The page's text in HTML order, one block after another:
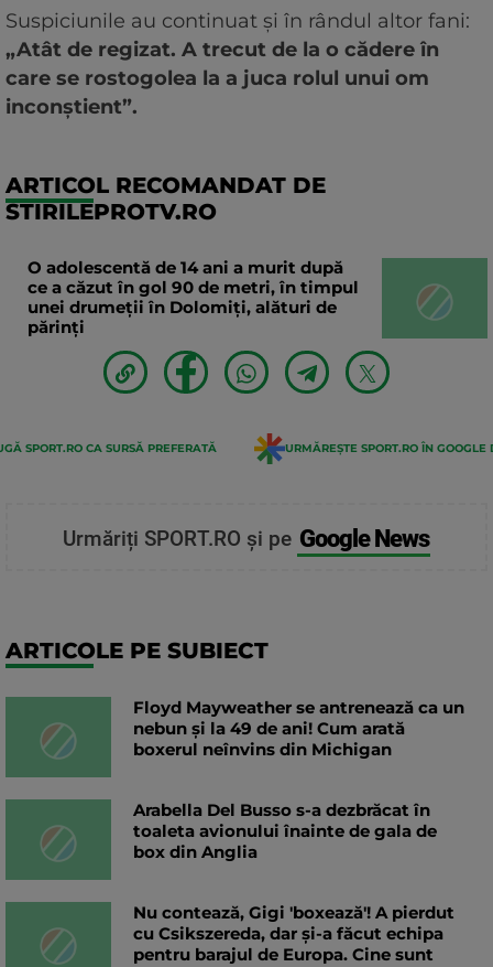
Suspiciunile au continuat și în rândul altor fani:
„Atât de regizat. A trecut de la o cădere în
care se rostogolea la a juca rolul unui om
inconștient”.
ARTICOL RECOMANDAT DE
STIRILEPROTV.RO
O adolescentă de 14 ani a murit după
ce a căzut în gol 90 de metri, în timpul
unei drumeții în Dolomiți, alături de
părinți
SPORT.RO CA SURSĂ PREFERATĂ URMĂREȘTE SPORT.RO ÎN GOOGLE
Urmăriți SPORT.RO și pe Google News
ARTICOLE PE SUBIECT
Floyd Mayweather se antrenează ca un
nebun și la 49 de ani! Cum arată
boxerul neînvins din Michigan
Arabella Del Busso s-a dezbrăcat în
toaleta avionului înainte de gala de
box din Anglia
Nu contează, Gigi 'boxează'! A pierdut
cu Csikszereda, dar și-a făcut echipa
pentru barajul de Europa. Cine sunt